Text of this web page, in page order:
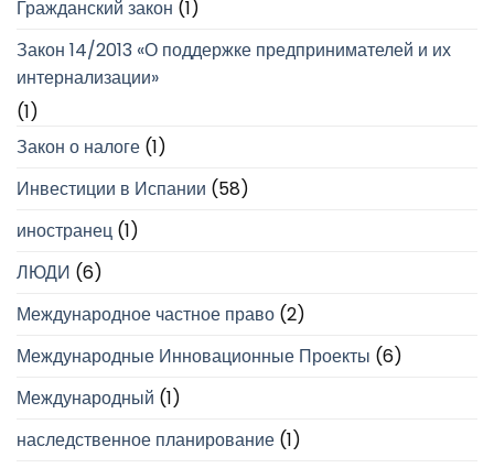
Гражданский закон (1)
Закон 14/2013 «О поддержке предпринимателей и их
интернализации»
(1)
Закон о налоге (1)
Инвестиции в Испании (58)
иностранец (1)
ЛЮДИ (6)
Международное частное право (2)
Международные Инновационные Проекты (6)
Международный (1)
наследственное планирование (1)